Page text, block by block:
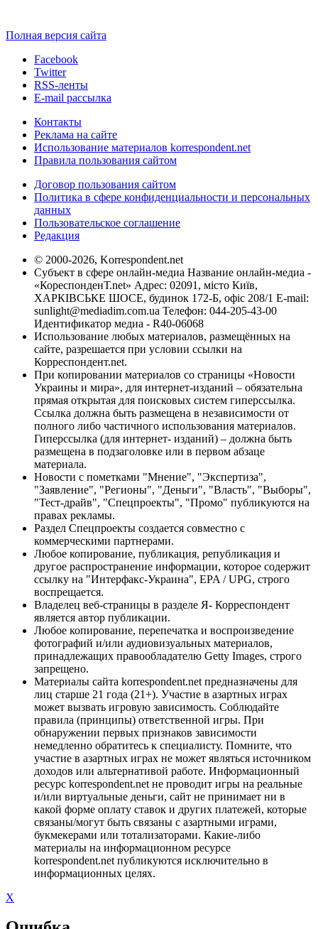
Полная версия сайта
Facebook
Twitter
RSS-ленты
E-mail рассылка
Контакты
Реклама на сайте
Использование материалов korrespondent.net
Правила пользования сайтом
Договор пользования сайтом
Политика в сфере конфиденциальности и персональных
данных
Пользовательское соглашение
Редакция
© 2000-2026, Korrespondent.net
Субъект в сфере онлайн-медиа Название онлайн-медиа -
«КореспонденТ.net» Адрес: 02091, місто Київ,
ХАРКІВСЬКЕ ШОСЕ, будинок 172-Б, офіс 208/1 E-mail:
sunlight@mediadim.com.ua Телефон: 044-205-43-00
Идентификатор медиа - R40-06068
Использование любых материалов, размещённых на
сайте, разрешается при условии ссылки на
Корреспондент.net.
При копировании материалов со страницы «Новости
Украины и мира», для интернет-изданий – обязательна
прямая открытая для поисковых систем гиперссылка.
Ссылка должна быть размещена в независимости от
полного либо частичного использования материалов.
Гиперссылка (для интернет- изданий) – должна быть
размещена в подзаголовке или в первом абзаце
материала.
Новости с пометками "Мнение", "Экспертиза",
"Заявление", "Регионы", "Деньги", "Власть", "Выборы",
"Тест-драйв", "Спецпроекты", "Промо" публикуются на
правах рекламы.
Раздел Спецпроекты создается совместно с
коммерческими партнерами.
Любое копирование, публикация, републикация и
другое распространение информации, которое содержит
ссылку на "Интерфакс-Украина", EPA / UPG, строго
воспрещается.
Владелец веб-страницы в разделе Я- Корреспондент
является автор публикации.
Любое копирование, перепечатка и воспроизведение
фотографий и/или аудиовизуальных материалов,
принадлежащих правообладателю Getty Images, строго
запрещено.
Материалы сайта korrespondent.net предназначены для
лиц старше 21 года (21+). Участие в азартных играх
может вызвать игровую зависимость. Соблюдайте
правила (принципы) ответственной игры. При
обнаружении первых признаков зависимости
немедленно обратитесь к специалисту. Помните, что
участие в азартных играх не может являться источником
доходов или альтернативой работе. Информационный
ресурс korrespondent.net не проводит игры на реальные
и/или виртуальные деньги, сайт не принимает ни в
какой форме оплату ставок и других платежей, которые
связаны/могут быть связаны с азартными играми,
букмекерами или тотализаторами. Какие-либо
материалы на информационном ресурсе
korrespondent.net публикуются исключительно в
информационных целях.
X